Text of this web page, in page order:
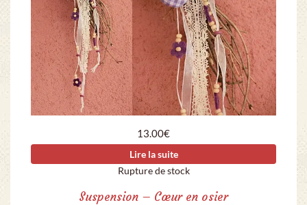
13.00€
Lire la suite
Rupture de stock
Suspension – Cœur en osier